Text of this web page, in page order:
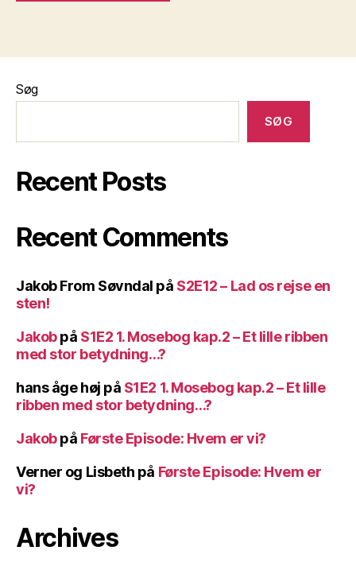
Søg
SØG
Recent Posts
Recent Comments
Jakob From Søvndal på S2E12 – Lad os rejse en
sten!
Jakobpå S1E2 1. Mosebog kap.2 – Et lille ribben
med stor betydning…?
hans åge høj på S1E2 1. Mosebog kap.2 – Et lille
ribben med stor betydning…?
Jakobpå Første Episode: Hvem er vi?
Verner og Lisbeth på Første Episode: Hvem er
vi?
Archives